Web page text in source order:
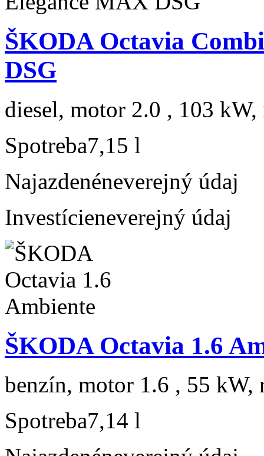
ŠKODA Octavia
DSG
diesel, motor 2.0 , 103 kW,
Spotreba7,15 l
Najazdenéneverejný údaj
Investícieneverejný údaj
ŠKODA Octavia 1.6
benzín, motor 1.6 , 55 kW,
Spotreba7,14 l